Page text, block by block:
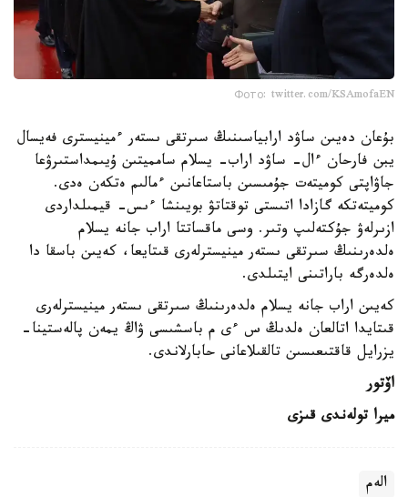
Фото: twitter.com/KSAmofaEN
بۇعان دەيىن ساۋد ارابياسىنىڭ سىرتقى ىستەر ءمينيسترى فەيسال
يبن فارحان ءال- ساۋد اراب- يسلام سامميتىن ۇيىمداستىرۋعا
جاۋاپتى كوميتەت جۇمىسىن باستاعانىن ءمالىم ەتكەن ەدى.
كوميتەتكە گازادا اتىستى توقتاتۋ بويىنشا ءىس- قيمىلداردى
ازىرلەۋ جۇكتەلىپ وتىر. وسى ماقساتتا اراب جانە يسلام
ەلدەرىنىڭ سىرتقى ىستەر مينيسترلەرى قىتايعا، كەيىن باسقا دا
ەلدەرگە باراتىنى ايتىلدى.
كەيىن اراب جانە يسلام ەلدەرىنىڭ سىرتقى ىستەر مينيسترلەرى
قىتايدا اتالعان ەلدىڭ س ءى م باسشىسى ۋاڭ يمەن پالەستينا-
يزرايل قاقتىعىسىن تالقىلاعانى حابارلاندى.
اۆتور
ميرا تولەندى قىزى
الەم